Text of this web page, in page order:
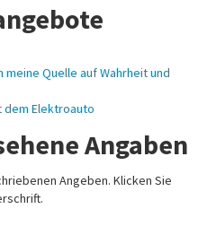
Quelle auf Wahrheit und
dem Elektroauto
Angaben
Angeben. Klicken Sie